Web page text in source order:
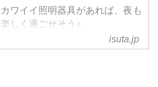
カワイイ照明器具があれば、夜も
楽しく過ごせそう♪
思わず笑顔になってしまうような
ユーモア溢れるライトを見つけま
isuta.jp